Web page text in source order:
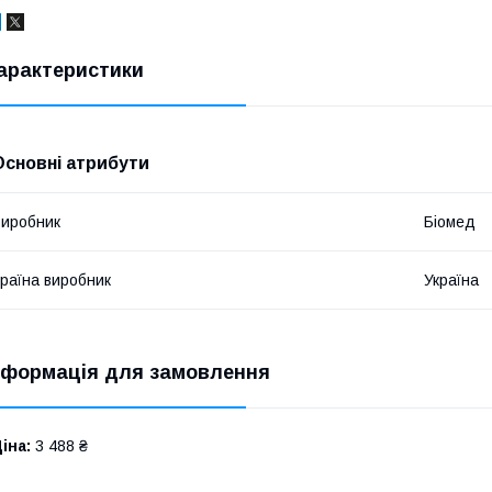
атрибути
Біомед
виробник Україна
для замовлення
3 488 ₴